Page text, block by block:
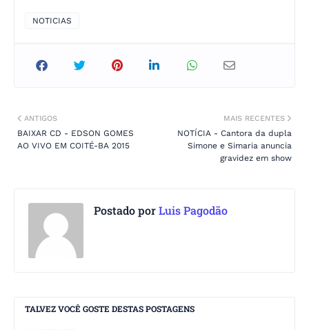
NOTICIAS
MAIS RECENTES
NOTÍCIA - Cantora da dupla
Simone e Simaria anuncia
gravidez em show
ANTIGOS
BAIXAR CD - EDSON GOMES
AO VIVO EM COITÉ-BA 2015
Postado porLuis Pagodão
TALVEZ VOCÊ GOSTE DESTAS POSTAGENS